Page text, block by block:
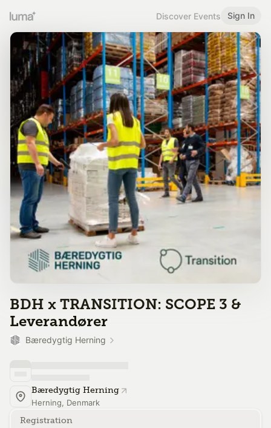
Discover Events Sign In
BDH x TRANSITION: SCOPE 3 &
Leverandører
Bæredygtig Herning
Bæredygtig Herning
Herning, Denmark
Registration